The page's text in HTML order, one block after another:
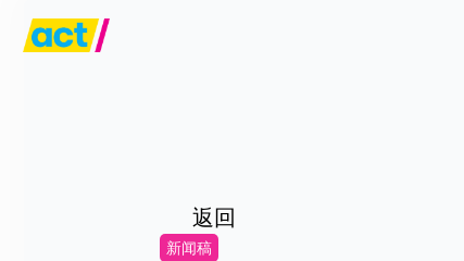
返回
新闻稿